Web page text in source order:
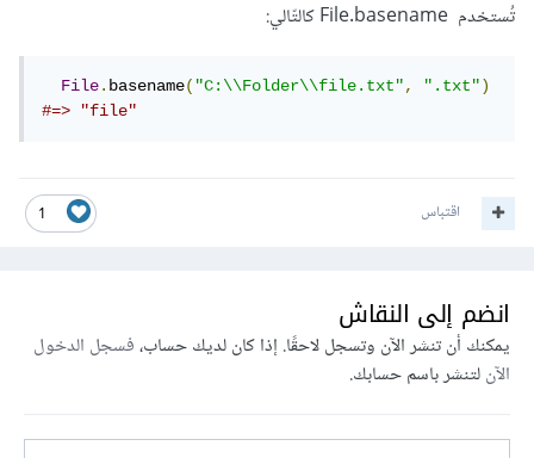
تُستخدم File.basename كالتّالي:
File.basename("C:\\Folder\\file.txt", ".txt")
#=> "file"
1 اقتباس
انضم إلى النقاش
يمكنك أن تنشر الآن وتسجل لاحقًا. إذا كان لديك حساب،فسجل الدخول
الآنلتنشر باسم حسابك.